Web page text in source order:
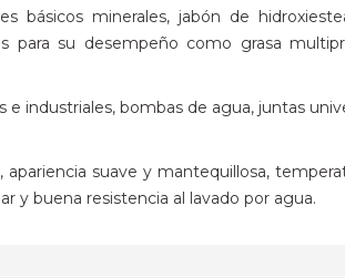
básicos minerales, jabón de
para su desempeño como grasa
industriales, bombas de agua, juntas
suave y mantequillosa,
y buena resistencia al lavado por agua.